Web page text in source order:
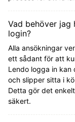
Vad behöver
login?
Alla ansökningar
ett sådant för att
Lendo logga in
och slipper sitta i
Detta gör det
säkert.